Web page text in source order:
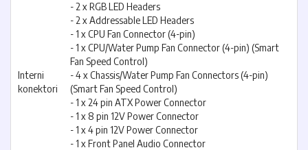
Interni
konektori
- 2 x RGB LED Headers
- 2 x Addressable LED Headers
- 1 x CPU Fan Connector (4-pin)
- 1 x CPU/Water Pump Fan Connector (4-pin) (Smart
Fan Speed Control)
- 4 x Chassis/Water Pump Fan Connectors (4-pin)
(Smart Fan Speed Control)
- 1 x 24 pin ATX Power Connector
- 1 x 8 pin 12V Power Connector
- 1 x 4 pin 12V Power Connector
- 1 x Front Panel Audio Connector